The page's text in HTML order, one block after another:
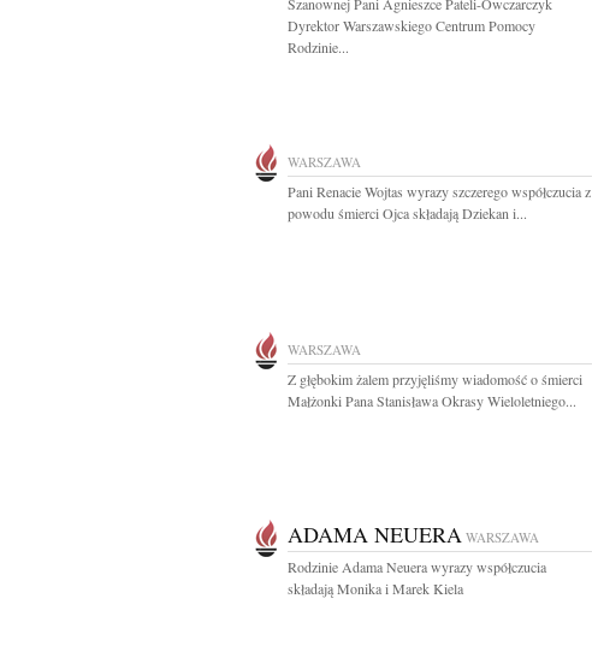
Dyrektor Warszawskiego Centrum Pomocy
Rodzinie...
WARSZAWA
Pani Renacie Wojtas wyrazy szczerego współczucia z
powodu śmierci Ojca składają Dziekan i...
WARSZAWA
Z głębokim żalem przyjęliśmy wiadomość o śmierci
Małżonki Pana Stanisława Okrasy Wieloletniego...
ADAMA NEUERA WARSZAWA
Rodzinie Adama Neuera wyrazy współczucia
składają Monika i Marek Kiela